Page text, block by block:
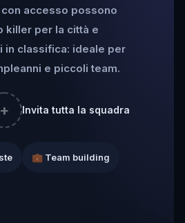
accesso possono
killer per la città e
in classifica: ideale per
e piccoli team.
+ Invita tutta la squadra
💼 Team building